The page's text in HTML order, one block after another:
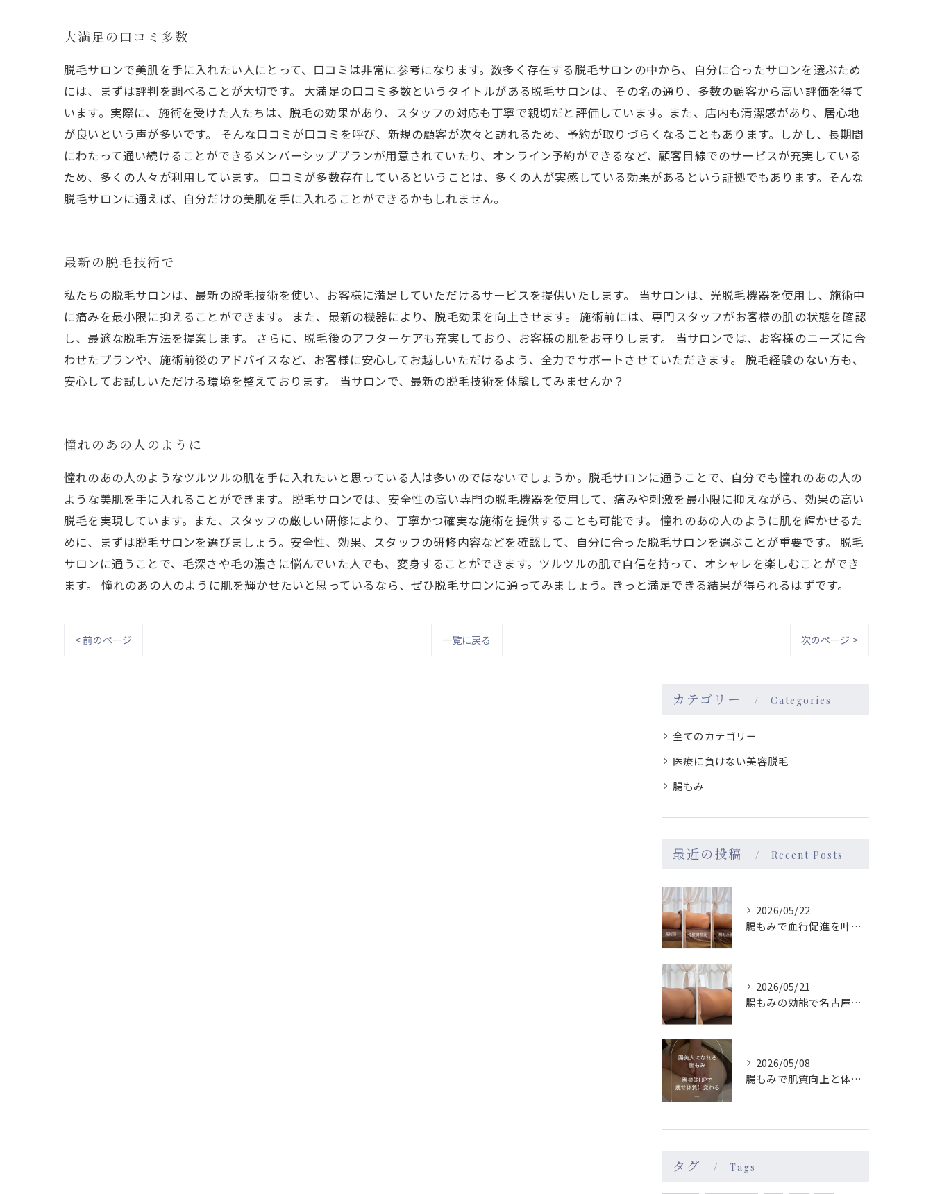
大満足の口コミ多数
脱毛サロンで美肌を手に入れたい人にとって、口コミは非常に参考になります。数多く存在する脱毛サロンの中から、自分に合ったサロンを選ぶため
には、まずは評判を調べることが大切です。 大満足の口コミ多数というタイトルがある脱毛サロンは、その名の通り、多数の顧客から高い評価を得て
います。実際に、施術を受けた人たちは、脱毛の効果があり、スタッフの対応も丁寧で親切だと評価しています。また、店内も清潔感があり、居心地
が良いという声が多いです。 そんな口コミが口コミを呼び、新規の顧客が次々と訪れるため、予約が取りづらくなることもあります。しかし、長期間
にわたって通い続けることができるメンバーシッププランが用意されていたり、オンライン予約ができるなど、顧客目線でのサービスが充実している
ため、多くの人々が利用しています。 口コミが多数存在しているということは、多くの人が実感している効果があるという証拠でもあります。そんな
脱毛サロンに通えば、自分だけの美肌を手に入れることができるかもしれません。
最新の脱毛技術で
私たちの脱毛サロンは、最新の脱毛技術を使い、お客様に満足していただけるサービスを提供いたします。 当サロンは、光脱毛機器を使用し、施術中
に痛みを最小限に抑えることができます。 また、最新の機器により、脱毛効果を向上させます。 施術前には、専門スタッフがお客様の肌の状態を確認
し、最適な脱毛方法を提案します。 さらに、脱毛後のアフターケアも充実しており、お客様の肌をお守りします。 当サロンでは、お客様のニーズに合
わせたプランや、施術前後のアドバイスなど、お客様に安心してお越しいただけるよう、全力でサポートさせていただきます。 脱毛経験のない方も、
安心してお試しいただける環境を整えております。 当サロンで、最新の脱毛技術を体験してみませんか？
憧れのあの人のように
憧れのあの人のようなツルツルの肌を手に入れたいと思っている人は多いのではないでしょうか。脱毛サロンに通うことで、自分でも憧れのあの人の
ような美肌を手に入れることができます。 脱毛サロンでは、安全性の高い専門の脱毛機器を使用して、痛みや刺激を最小限に抑えながら、効果の高い
脱毛を実現しています。また、スタッフの厳しい研修により、丁寧かつ確実な施術を提供することも可能です。 憧れのあの人のように肌を輝かせるた
めに、まずは脱毛サロンを選びましょう。安全性、効果、スタッフの研修内容などを確認して、自分に合った脱毛サロンを選ぶことが重要です。 脱毛
サロンに通うことで、毛深さや毛の濃さに悩んでいた人でも、変身することができます。ツルツルの肌で自信を持って、オシャレを楽しむことができ
ます。 憧れのあの人のように肌を輝かせたいと思っているなら、ぜひ脱毛サロンに通ってみましょう。きっと満足できる結果が得られるはずです。
< 前のページ 一覧に戻る 次のページ >
カテゴリー Categories
全てのカテゴリー
医療に負けない美容脱毛
腸もみ
最近の投稿 Recent Posts
2026/05/22
腸もみで血行促進を叶え名古屋駅近で巡りもメンタルも整える実感ガイド
2026/05/21
腸もみの効能で名古屋駅周辺の女性が体質改善を実感する理由と続けやすさ徹底ガイド
2026/05/08
腸もみで肌質向上と体質改善を名古屋駅エリアで目指す方法
タグ Tags